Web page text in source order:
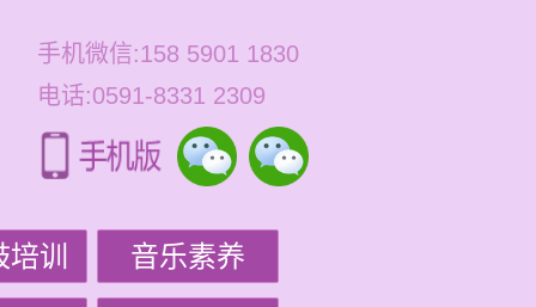
手机微信:158 5901 1830
电话:0591-8331 2309
训 音乐素养